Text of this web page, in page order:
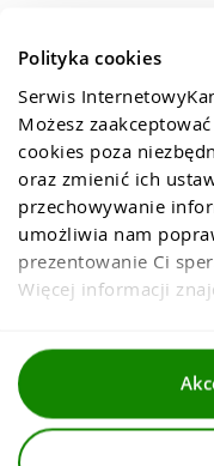
Polityka cookies
Serwis
Możesz
cookies poza
oraz zmienić ich
przechowywanie
umożliwia nam
prezentowanie Ci
Więcej informacji